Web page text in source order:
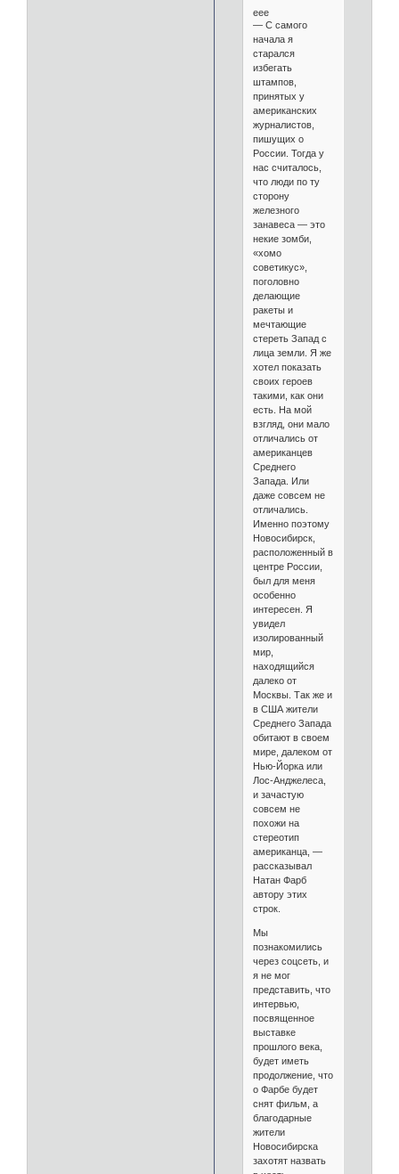
еее
— С самого
начала я
старался
избегать
штампов,
принятых у
американских
журналистов,
пишущих о
России. Тогда у
нас считалось,
что люди по ту
сторону
железного
занавеса — это
некие зомби,
«хомо
советикус»,
поголовно
делающие
ракеты и
мечтающие
стереть Запад с
лица земли. Я же
хотел показать
своих героев
такими, как они
есть. На мой
взгляд, они мало
отличались от
американцев
Среднего
Запада. Или
даже совсем не
отличались.
Именно поэтому
Новосибирск,
расположенный в
центре России,
был для меня
особенно
интересен. Я
увидел
изолированный
мир,
находящийся
далеко от
Москвы. Так же и
в США жители
Среднего Запада
обитают в своем
мире, далеком от
Нью-Йорка или
Лос-Анджелеса,
и зачастую
совсем не
похожи на
стереотип
американца, —
рассказывал
Натан Фарб
автору этих
строк.
Мы
познакомились
через соцсеть, и
я не мог
представить, что
интервью,
посвященное
выставке
прошлого века,
будет иметь
продолжение, что
о Фарбе будет
снят фильм, а
благодарные
жители
Новосибирска
захотят назвать